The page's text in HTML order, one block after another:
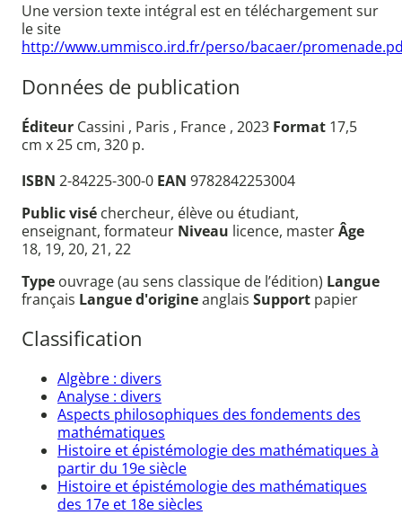
Une version texte intégral est en téléchargement sur
le site
http://www.ummisco.ird.fr/perso/bacaer/
Données de publication
Éditeur Cassini , Paris , France , 2023 Format 17,5
cm x 25 cm, 320 p.
ISBN 2-84225-300-0 EAN 9782842253004
Public visé chercheur, élève ou étudiant,
enseignant, formateur Niveau licence, masterÂge
18, 19, 20, 21, 22
Type ouvrage (au sens classique de l’édition) Langue
français Langue d'origineanglais Support papier
Classification
Algèbre : divers
Analyse : divers
Aspects philosophiques des fondements des
mathématiques
Histoire et épistémologie des mathématiques à
partir du 19e siècle
Histoire et épistémologie des mathématiques
des 17e et 18e siècles